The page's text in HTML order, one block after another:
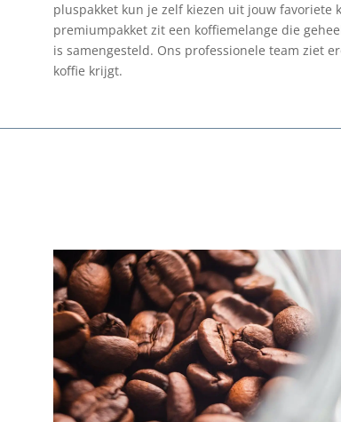
pluspakket kun je zelf kiezen uit jouw favoriete
premiumpakket zit een koffiemelange die
is samengesteld. Ons professionele team ziet
koffie krijgt.